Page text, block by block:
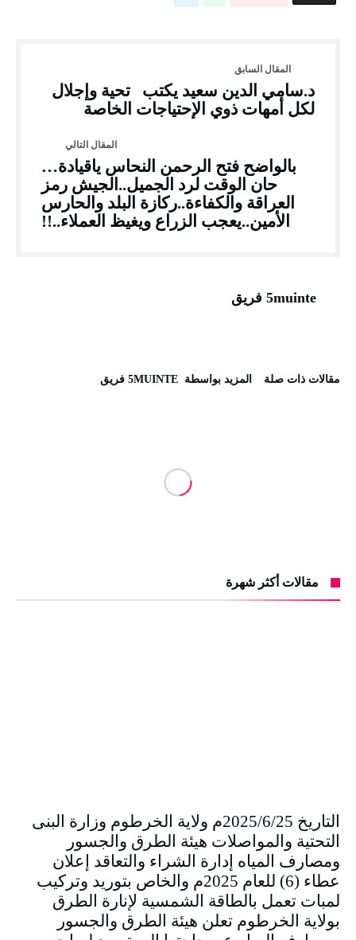
د.سامي الدين سعيد يكتب تحية وإجلال
لكل أمهات ذوي الإحتياجات الخاصة
بالواضح فتح الرحمن النحاس ياقيادة…
حان الوقت لرد الجميل..الجيش رمز
العراقة والكفاءة..ركازة البلد والحارس
الأمين..يعجب الزراع ويغيظ العملاء..!!
5muinte فريق
‫مقالات ذات صلة‬ ‫‫المزيد بواسطة‬ ‬ 5MUINTE فريق
مقالات أكثر شهرة
التاريخ 2025/6/25م ولاية الخرطوم وزارة البنى
التحتية والمواصلات هيئة الطرق والجسور
ومصارف المياه إدارة الشراء والتعاقد إعلان
عطاء (6) للعام 2025م والخاص بتوريد وتركيب
لمبات تعمل بالطاقة الشمسية لإنارة الطرق
بولاية الخرطوم تعلن هيئة الطرق والجسور